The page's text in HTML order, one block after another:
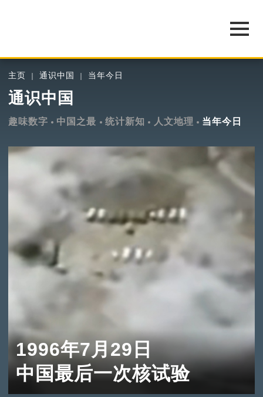
主页 通识中国 当年今日
通识中国
趣味数字 中国之最 统计新知 人文地理 当年今日
1996年7月29日
中国最后一次核试验